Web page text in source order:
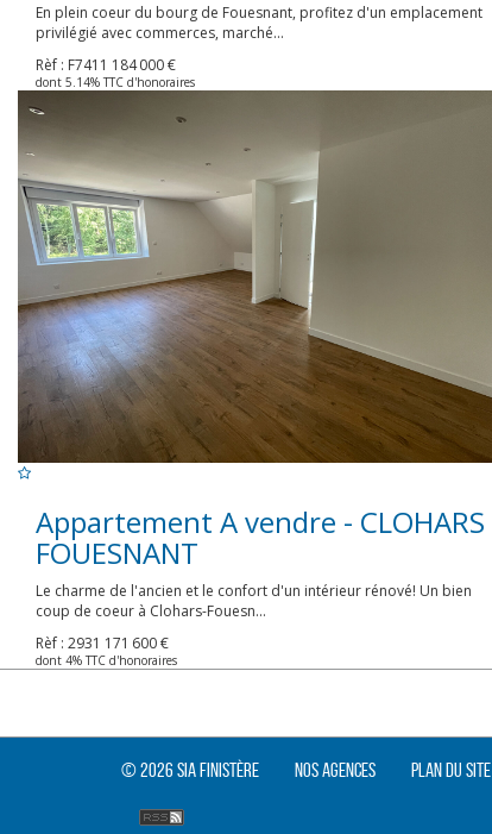
En plein coeur du bourg de Fouesnant, profitez d'un emplacement
privilégié avec commerces, marché...
Rèf : F7411 184 000 €
dont 5.14% TTC d'honoraires
Appartement A vendre - CLOHARS
FOUESNANT
Le charme de l'ancien et le confort d'un intérieur rénové! Un bien
coup de coeur à Clohars-Fouesn...
Rèf : 2931 171 600 €
dont 4% TTC d'honoraires
© 2026 SIA Finistère Nos agences Plan du site